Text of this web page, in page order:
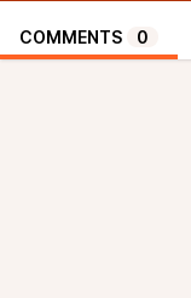
COMMENTS 0